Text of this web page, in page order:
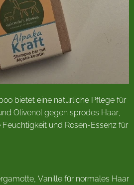
bietet eine natürliche Pflege für
Olivenöl gegen sprödes Haar,
und Rosen-Essenz für
Vanille für normales Haar